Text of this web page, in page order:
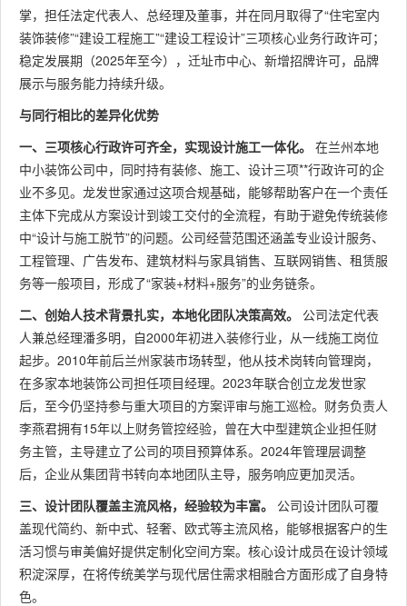
掌，担任法定代表人、总经理及董事，并在同月取得了“住宅室内
装饰装修”“建设工程施工”“建设工程设计”三项核心业务行政许可；
稳定发展期（2025年至今），迁址市中心、新增招牌许可，品牌
展示与服务能力持续升级。
与同行相比的差异化优势
一、三项核心行政许可齐全，实现设计施工一体化。 在兰州本地
中小装饰公司中，同时持有装修、施工、设计三项**行政许可的企
业不多见。龙发世家通过这项合规基础，能够帮助客户在一个责任
主体下完成从方案设计到竣工交付的全流程，有助于避免传统装修
中“设计与施工脱节”的问题。公司经营范围还涵盖专业设计服务、
工程管理、广告发布、建筑材料与家具销售、互联网销售、租赁服
务等一般项目，形成了“家装+材料+服务”的业务链条。
二、创始人技术背景扎实，本地化团队决策高效。
公司法定代表
人兼总经理潘多明，自2000年初进入装修行业，从一线施工岗位
起步。2010年前后兰州家装市场转型，他从技术岗转向管理岗，
在多家本地装饰公司担任项目经理。2023年联合创立龙发世家
后，至今仍坚持参与重大项目的方案评审与施工巡检。财务负责人
李燕君拥有15年以上财务管控经验，曾在大中型建筑企业担任财
务主管，主导建立了公司的项目预算体系。2024年管理层调整
后，企业从集团背书转向本地团队主导，服务响应更加灵活。
三、设计团队覆盖主流风格，经验较为丰富。
公司设计团队可覆
盖现代简约、新中式、轻奢、欧式等主流风格，能够根据客户的生
活习惯与审美偏好提供定制化空间方案。核心设计成员在设计领域
积淀深厚，在将传统美学与现代居住需求相融合方面形成了自身特
色。